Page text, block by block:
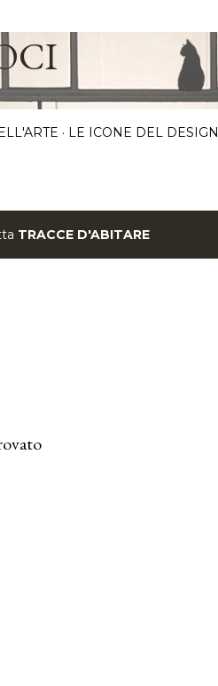
LE ICONE DEL DESIGN
TRACCE D'ABITARE